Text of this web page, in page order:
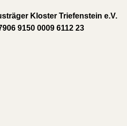
Kloster Triefenstein e.V.
9150 0009 6112 23